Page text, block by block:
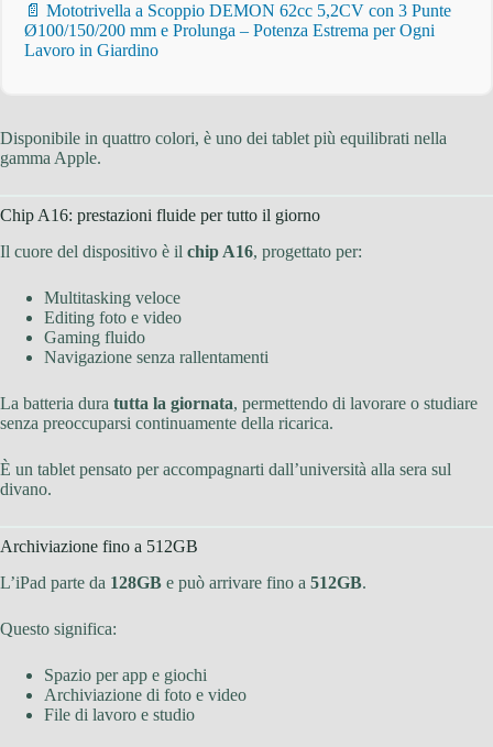
📄 Mototrivella a Scoppio DEMON 62cc 5,2CV con 3 Punte
Ø100/150/200 mm e Prolunga – Potenza Estrema per Ogni
Lavoro in Giardino
Disponibile in quattro colori, è uno dei tablet più equilibrati nella
gamma Apple.
Chip A16: prestazioni fluide per tutto il giorno
Il cuore del dispositivo è il chip A16, progettato per:
Multitasking veloce
Editing foto e video
Gaming fluido
Navigazione senza rallentamenti
La batteria dura tutta la giornata, permettendo di lavorare o studiare
senza preoccuparsi continuamente della ricarica.
È un tablet pensato per accompagnarti dall’università alla sera sul
divano.
Archiviazione fino a 512GB
L’iPad parte da 128GB e può arrivare fino a 512GB.
Questo significa:
Spazio per app e giochi
Archiviazione di foto e video
File di lavoro e studio